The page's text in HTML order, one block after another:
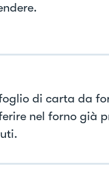
di carta da
nel forno già